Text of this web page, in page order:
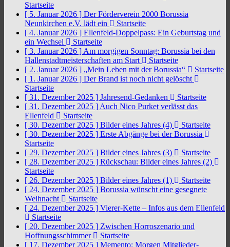
Startseite
[ 5. Januar 2026 ] Der Förderverein 2000 Borussia
Neunkirchen e.V. lädt ein
Startseite
[ 4. Januar 2026 ] Ellenfeld-Doppelpass: Ein Geburtstag und
ein Wechsel
Startseite
[ 3. Januar 2026 ] Am morgigen Sonntag: Borussia bei den
Hallenstadtmeisterschaften am Start
Startseite
[ 2. Januar 2026 ] „Mein Leben mit der Borussia“
Startseite
[ 1. Januar 2026 ] Der Brand ist noch nicht gelöscht
Startseite
[ 31. Dezember 2025 ] Jahresend-Gedanken
Startseite
[ 31. Dezember 2025 ] Auch Nico Purket verlässt das
Ellenfeld
Startseite
[ 30. Dezember 2025 ] Bilder eines Jahres (4)
Startseite
[ 30. Dezember 2025 ] Erste Abgänge bei der Borussia
Startseite
[ 29. Dezember 2025 ] Bilder eines Jahres (3)
Startseite
[ 28. Dezember 2025 ] Rückschau: Bilder eines Jahres (2)
Startseite
[ 26. Dezember 2025 ] Bilder eines Jahres (1)
Startseite
[ 24. Dezember 2025 ] Borussia wünscht eine gesegnete
Weihnacht
Startseite
[ 24. Dezember 2025 ] Vierer-Kette – Infos aus dem Ellenfeld
Startseite
[ 20. Dezember 2025 ] Zwischen Horroszenario und
Hoffnungsschimmer
Startseite
[ 17. Dezember 2025 ] Memento: Morgen Mitglieder-